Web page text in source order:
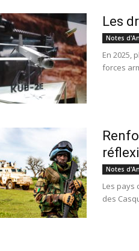
Les
Notes
En 2025,
forces
Notes
Les pays
des